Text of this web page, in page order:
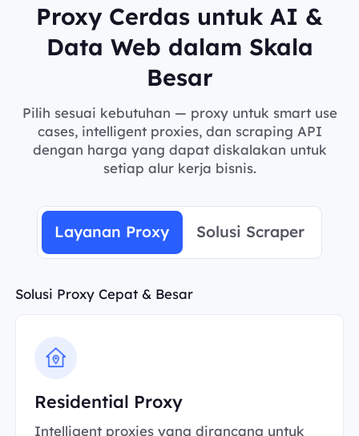
Proxy Cerdas untuk AI &
Data Web dalam Skala
Besar
Pilih sesuai kebutuhan — proxy untuk smart use
cases, intelligent proxies, dan scraping API
dengan harga yang dapat diskalakan untuk
setiap alur kerja bisnis.
Layanan Proxy Solusi Scraper
Solusi Proxy Cepat & Besar
Residential Proxy
Intelligent proxies yang dirancang untuk